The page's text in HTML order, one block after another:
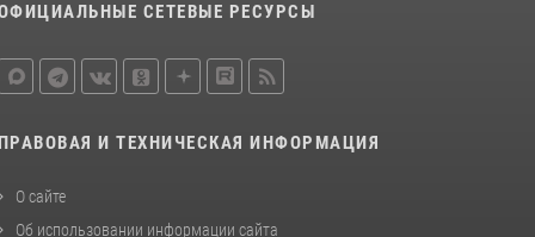
СЕТЕВЫЕ РЕСУРСЫ
ПРАВОВАЯ И ТЕХНИЧЕСКАЯ ИНФОРМАЦИЯ
О сайте
Об использовании информации сайта